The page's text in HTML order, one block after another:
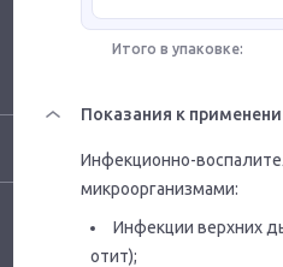
Итого в упаковке:
Показания к
Инфекционно-
микроорганизмами:
Инфекции верхних
отит);